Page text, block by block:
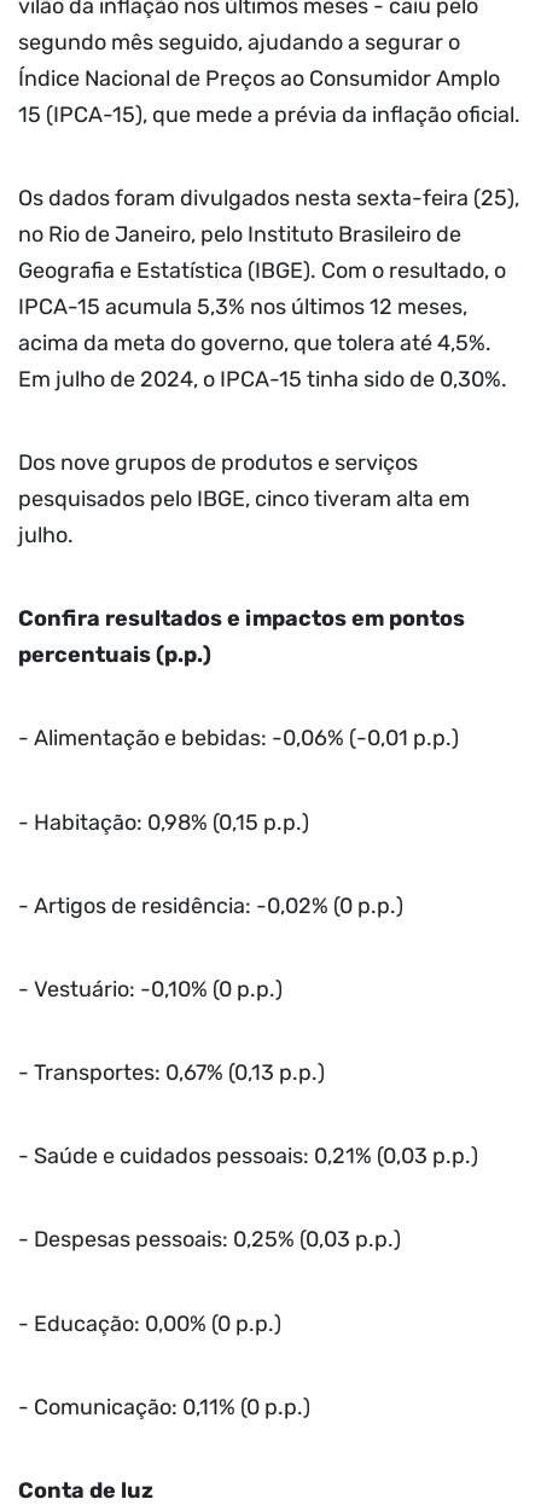
vilão da inflação nos últimos meses - caiu pelo
segundo mês seguido, ajudando a segurar o
Índice Nacional de Preços ao Consumidor Amplo
15 (IPCA-15), que mede a prévia da inflação oficial.
Os dados foram divulgados nesta sexta-feira (25),
no Rio de Janeiro, pelo Instituto Brasileiro de
Geografia e Estatística (IBGE). Com o resultado, o
IPCA-15 acumula 5,3% nos últimos 12 meses,
acima da meta do governo, que tolera até 4,5%.
Em julho de 2024, o IPCA-15 tinha sido de 0,30%.
Dos nove grupos de produtos e serviços
pesquisados pelo IBGE, cinco tiveram alta em
julho.
Confira resultados e impactos em pontos
percentuais (p.p.)
- Alimentação e bebidas: -0,06% (-0,01 p.p.)
- Habitação: 0,98% (0,15 p.p.)
- Artigos de residência: -0,02% (0 p.p.)
- Vestuário: -0,10% (0 p.p.)
- Transportes: 0,67% (0,13 p.p.)
- Saúde e cuidados pessoais: 0,21% (0,03 p.p.)
- Despesas pessoais: 0,25% (0,03 p.p.)
- Educação: 0,00% (0 p.p.)
- Comunicação: 0,11% (0 p.p.)
Conta de luz